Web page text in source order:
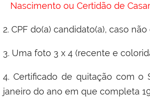
Nascimento ou Certidão de
2. CPF do(a) candidato(a), caso
3. Uma foto 3 x 4 (recente e
4. Certificado de quitação com o
janeiro do ano em que completa